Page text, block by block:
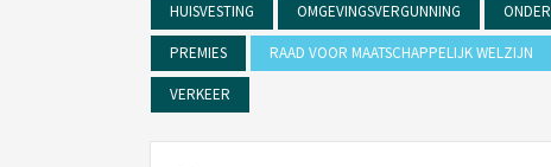
HUISVESTING OMGEVINGSVERGUNNING
PREMIES RAAD VOOR MAATSCHAPPELIJK WELZIJN
VERKEER